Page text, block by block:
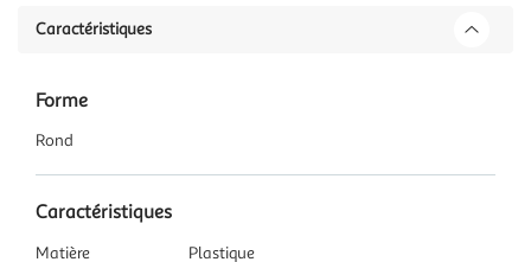
Caractéristiques
Forme
Rond
Caractéristiques
Matière
Plastique